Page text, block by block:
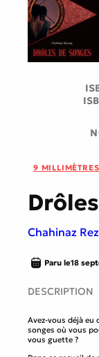
9 MILLIMÈTRES
Chahinaz
Paru le18
DESCRIPTION
Avez-vous déjà eu
songes où vous
vous guette ?